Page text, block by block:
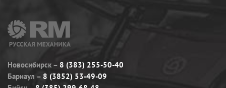
Новосибирск
8 (383) 255-50-40
Барнаул
8 (3852) 53-49-09